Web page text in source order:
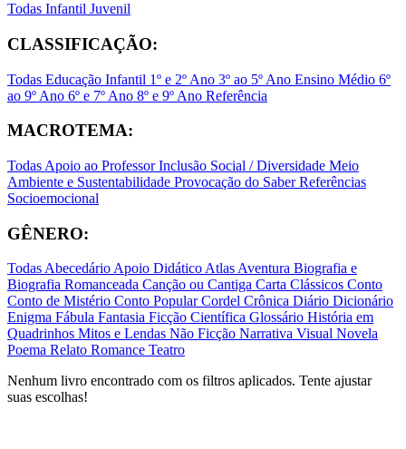
Todas Infantil Juvenil
CLASSIFICAÇÃO:
Todas Educação Infantil 1º e 2º Ano 3º ao 5º Ano Ensino Médio 6º
ao 9º Ano 6º e 7º Ano 8º e 9º Ano Referência
MACROTEMA:
Todas Apoio ao ProfessorInclusão Social / Diversidade Meio
Ambiente e Sustentabilidade Provocação do SaberReferências
Socioemocional
GÊNERO:
TodasAbecedárioApoio DidáticoAtlasAventura Biografia e
Biografia Romanceada Canção ou Cantiga Carta Clássicos Conto
Conto de Mistério Conto PopularCordel Crônica Diário Dicionário
Enigma Fábula Fantasia Ficção Científica Glossário História em
Quadrinhos Mitos e Lendas Não Ficção Narrativa Visual Novela
Poema Relato Romance Teatro
Nenhum livro encontrado com os filtros aplicados. Tente ajustar
suas escolhas!